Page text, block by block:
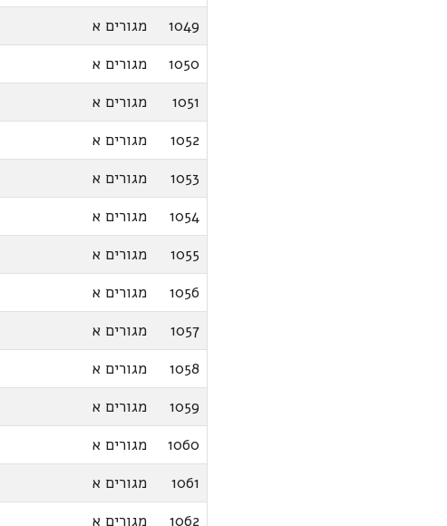
1049
מגורים א
1050
מגורים א
1051
מגורים א
1052
מגורים א
1053
מגורים א
1054
מגורים א
1055
מגורים א
1056
מגורים א
1057
מגורים א
1058
מגורים א
1059
מגורים א
1060
מגורים א
1061
מגורים א
1062
מגורים א